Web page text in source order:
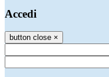
Accedi
button close ×